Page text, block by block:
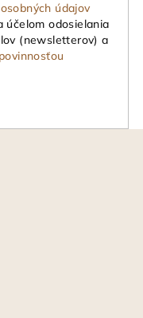
údajov
účelom odosielania
(newsletterov) a